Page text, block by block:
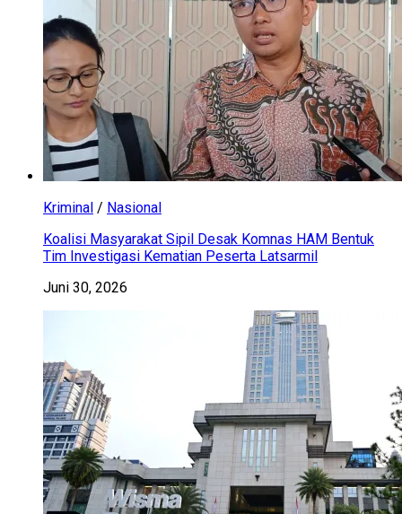
Kriminal / Nasional
Koalisi Masyarakat Sipil Desak Komnas HAM Bentuk
Tim Investigasi Kematian Peserta Latsarmil
Juni 30, 2026